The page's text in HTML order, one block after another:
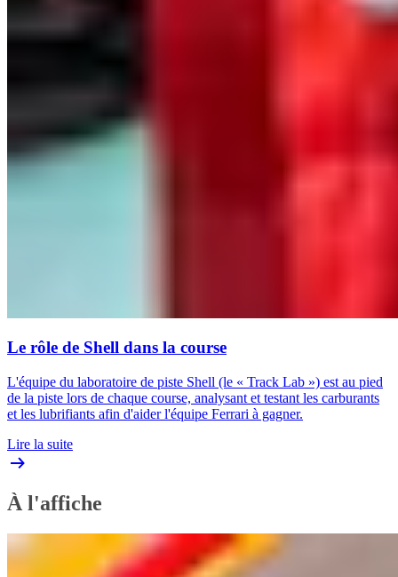
Le rôle de Shell dans la course
L'équipe du laboratoire de piste Shell (le « Track Lab ») est au pied
de la piste lors de chaque course, analysant et testant les carburants
et les lubrifiants afin d'aider l'équipe Ferrari à gagner.
Lire la suite
À l'affiche